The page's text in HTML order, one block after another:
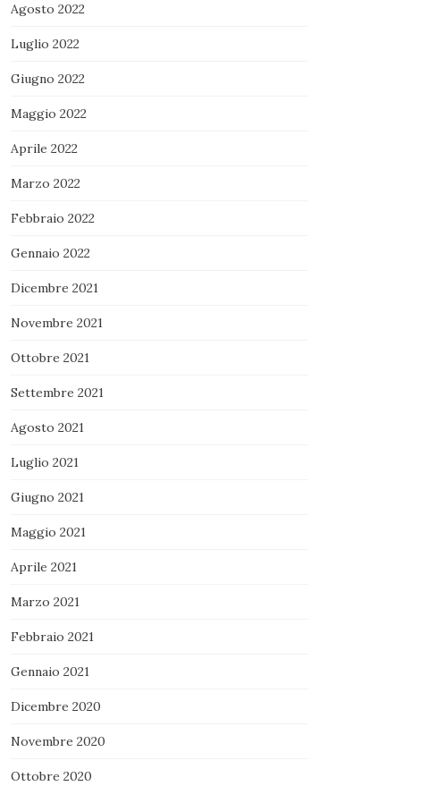
Agosto 2022
Luglio 2022
Giugno 2022
Maggio 2022
Aprile 2022
Marzo 2022
Febbraio 2022
Gennaio 2022
Dicembre 2021
Novembre 2021
Ottobre 2021
Settembre 2021
Agosto 2021
Luglio 2021
Giugno 2021
Maggio 2021
Aprile 2021
Marzo 2021
Febbraio 2021
Gennaio 2021
Dicembre 2020
Novembre 2020
Ottobre 2020